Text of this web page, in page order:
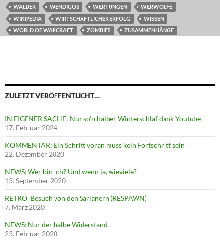
WÄLDER WENDIGOS WERTUNGEN
WERWÖLFE
WIKIPEDIA
WIRTSCHAFTLICHER ERFOLG
WISSEN
WORLD OF WARCRAFT
ZOMBIES ZUSAMMENHÄNGE
ZULETZT VERÖFFENTLICHT…
IN EIGENER SACHE: Nur so’n halber Winterschlaf dank Youtube
17. Februar 2024
KOMMENTAR: Ein Schritt voran muss kein Fortschritt sein
22. Dezember 2020
NEWS: Wer bin ich? Und wenn ja, wieviele?
13. September 2020
RETRO: Besuch von den Sarianern (RESPAWN)
7. März 2020
NEWS: Nur der halbe Widerstand
23. Februar 2020